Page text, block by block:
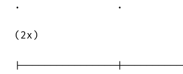
.                .
(2x)
|----------------